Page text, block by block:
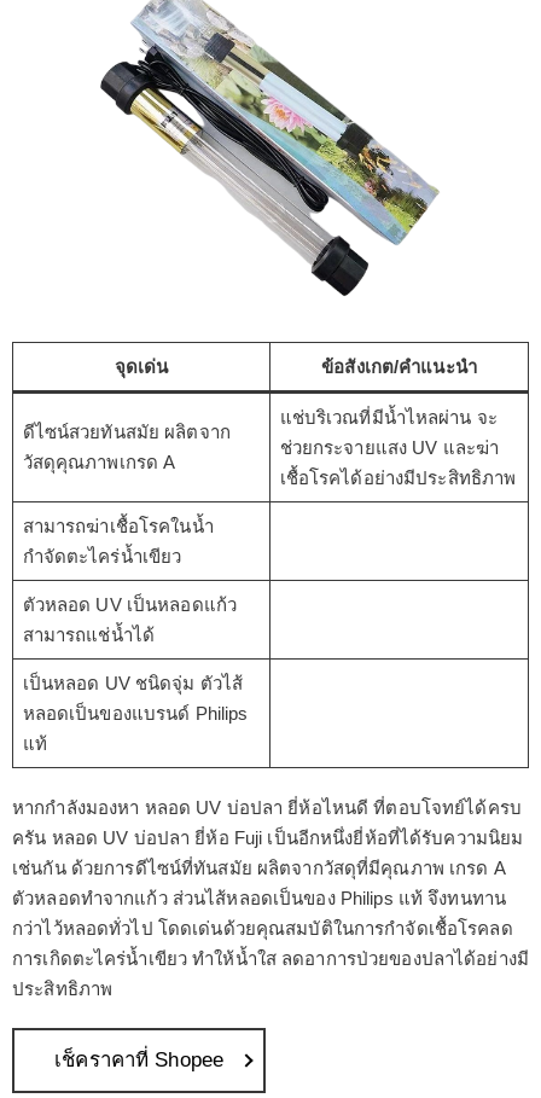
จุดเด่น ข้อสังเกต/คำแนะนำ
ดีไซน์สวยทันสมัย ผลิตจาก
วัสดุคุณภาพเกรด A
แช่บริเวณที่มีน้ำไหลผ่าน จะ
ช่วยกระจายแสง UV และฆ่า
เชื้อโรคได้อย่างมีประสิทธิภาพ
สามารถฆ่าเชื้อโรคในน้ำ
กำจัดตะไคร่น้ำเขียว
ตัวหลอด UV เป็นหลอดแก้ว
สามารถแช่น้ำได้
เป็นหลอด UV ชนิดจุ่ม ตัวไส้
หลอดเป็นของแบรนด์ Philips
แท้
หากกำลังมองหา หลอด UV บ่อปลา ยี่ห้อไหนดี ที่ตอบโจทย์ได้ครบ
ครัน หลอด UV บ่อปลา ยี่ห้อ Fuji เป็นอีกหนึ่งยี่ห้อที่ได้รับความนิยม
เช่นกัน ด้วยการดีไซน์ที่ทันสมัย ผลิตจากวัสดุที่มีคุณภาพ เกรด A
ตัวหลอดทำจากแก้ว ส่วนไส้หลอดเป็นของ Philips แท้ จึงทนทาน
กว่าไว้หลอดทั่วไป โดดเด่นด้วยคุณสมบัติในการกำจัดเชื้อโรคลด
การเกิดตะไคร่น้ำเขียว ทำให้น้ำใส ลดอาการป่วยของปลาได้อย่างมี
ประสิทธิภาพ
เช็คราคาที่ Shopee